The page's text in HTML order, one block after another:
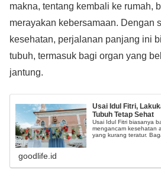
makna, tentang kembali ke rumah,
merayakan kebersamaan. Dengan
kesehatan, perjalanan panjang ini
tubuh, termasuk bagi organ yang
jantung.
Usai Idul Fitri,
Tubuh Tetap Sehat
Usai Idul Fitri biasanya
mengancam kesehatan
yang kurang teratur.
goodlife.id